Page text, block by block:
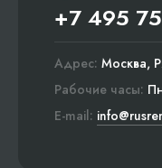
+7 495
Адрес: Москва,
Рабочие часы:
E-mail: